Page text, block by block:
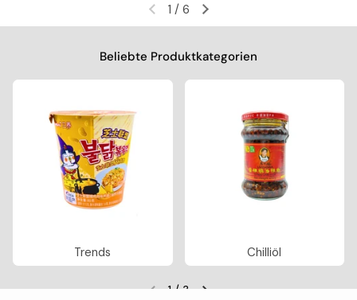
Vorherige FolieNächste Folie
1 / 6
Beliebte Produktkategorien
Trends Chilliöl
1/3